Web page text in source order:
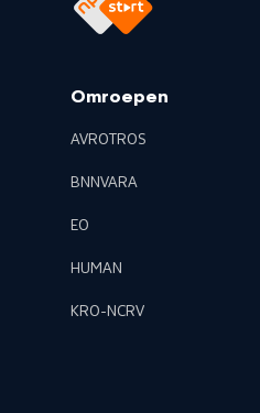
Omroepen
AVROTROS
BNNVARA
EO
HUMAN
KRO-NCRV